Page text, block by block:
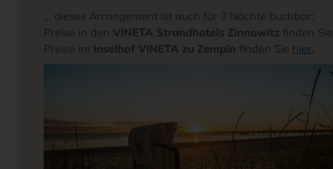
... dieses Arrangement ist auch für 3 Nächte buchbar:
Preise in den VINETA Strandhotels Zinnowitz finden Sie
Preise im Inselhof VINETA zu Zempin finden Sie hier.